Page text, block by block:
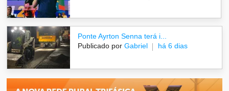
Ponte Ayrton Senna terá i...
Publicado por Gabriel há 6 dias